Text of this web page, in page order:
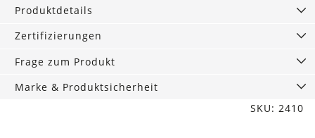
Produktdetails
Zertifizierungen
Frage zum Produkt
Marke & Produktsicherheit
SKU: 2410